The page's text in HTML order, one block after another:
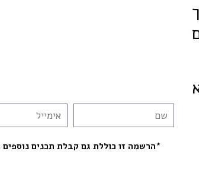
*הרשמה זו כוללת גם קבלת תכנים